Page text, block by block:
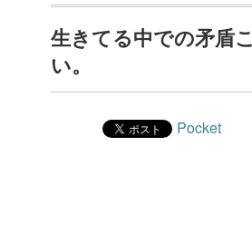
生きてる中での矛盾
い。
Pocket